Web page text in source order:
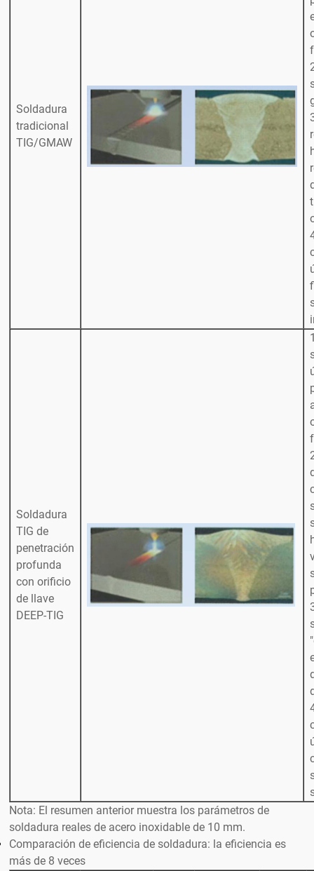
Soldadura
tradicional
TIG/GMAW
Soldadura
TIG de
penetración
profunda
con orificio
de llave
DEEP-TIG
Nota: El resumen anterior muestra los parámetros de
soldadura reales de acero inoxidable de 10 mm.
Comparación de eficiencia de soldadura: la eficiencia es
más de 8 veces